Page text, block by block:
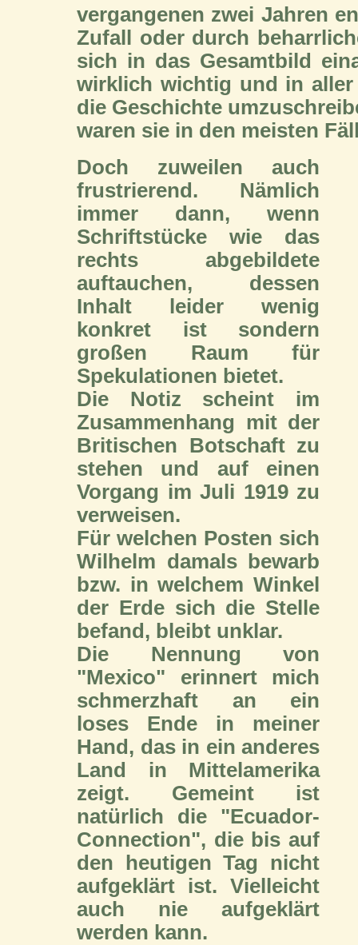
vergangenen zwei Jahren
Zufall oder durch
sich in das Gesamtbild
wirklich wichtig und in
die Geschichte
waren sie in den meisten
Doch zuweilen auch
frustrierend. Nämlich
immer dann, wenn
Schriftstücke wie das
rechts abgebildete
auftauchen, dessen
Inhalt leider wenig
konkret ist sondern
großen Raum für
Spekulationen bietet.
Die Notiz scheint im
Zusammenhang mit der
Britischen Botschaft zu
stehen und auf einen
Vorgang im Juli 1919 zu
verweisen.
Für welchen Posten sich
Wilhelm damals bewarb
bzw. in welchem Winkel
der Erde sich die Stelle
befand, bleibt unklar.
Die Nennung von
"Mexico" erinnert mich
schmerzhaft an ein
loses Ende in meiner
Hand, das in ein anderes
Land in Mittelamerika
zeigt. Gemeint ist
natürlich die "Ecuador-
Connection", die bis auf
den heutigen Tag nicht
aufgeklärt ist. Vielleicht
auch nie aufgeklärt
werden kann.